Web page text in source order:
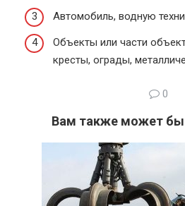
Автомобиль, водную
Объекты или части
кресты, ограды,
0
Вам также может